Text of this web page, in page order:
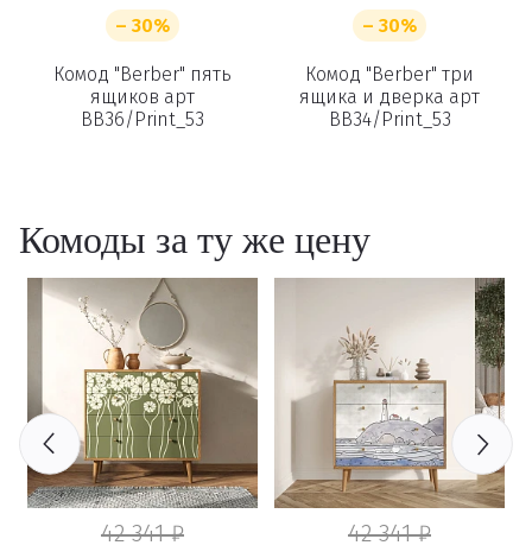
– 30%
Комод "Berber" пять
ящиков арт
BB36/Print_53
– 30%
Комод "Berber" три
ящика и дверка арт
BB34/Print_53
Комоды за ту же цену
42 341 ₽ 42 341 ₽